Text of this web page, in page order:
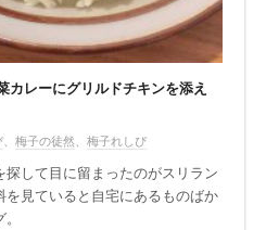
カレーにグリルドチキンを添え
、 梅子の徒然、 梅子れしぴ
して目に留まったのがスリラン
見ていると自宅にあるものばか